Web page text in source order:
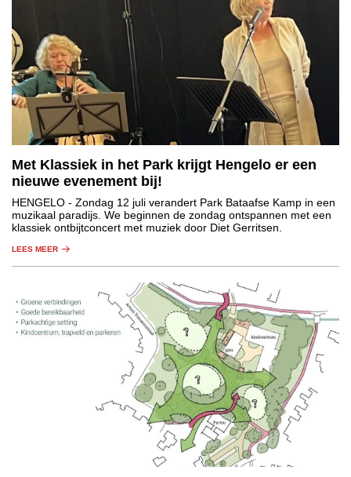
Met Klassiek in het Park krijgt Hengelo er een
nieuwe evenement bij!
HENGELO - Zondag 12 juli verandert Park Bataafse Kamp in een
muzikaal paradijs. We beginnen de zondag ontspannen met een
klassiek ontbijtconcert met muziek door Diet Gerritsen.
LEES MEER